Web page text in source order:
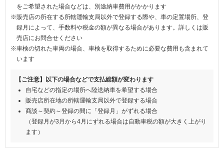
をご希望された場合などは、別途納車費用がかかります
※販売店の所在する所轄運輸支局以外で登録する際や、車の定置場所、登
録月によって、手数料や税金の額が異なる場合があります。詳しくは販
売店にお問合せください
※車検の切れた車両の場合、車検を取得するために必要な費用も含まれて
います
【ご注意】以下の場合などで支払総額が変わります
自宅などの指定の場所へ陸送納車を希望する場合
販売店所在地の所轄運輸支局以外で登録する場合
商談～契約～登録の間に「登録月」がずれる場合
（登録月が3月から4月にずれる場合は自動車税の額が大きく上がり
ます）